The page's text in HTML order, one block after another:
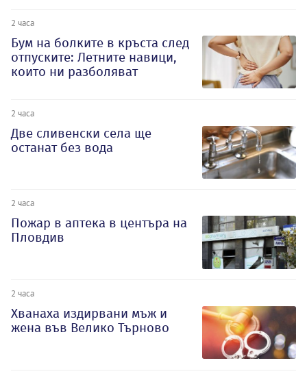
2 часа
Бум на болките в кръста след
отпуските: Летните навици,
които ни разболяват
2 часа
Две сливенски села ще
останат без вода
2 часа
Пожар в аптека в центъра на
Пловдив
2 часа
Хванаха издирвани мъж и
жена във Велико Търново